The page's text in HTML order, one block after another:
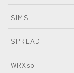
VOLCOM
SIMS
SPREAD
WRXsb